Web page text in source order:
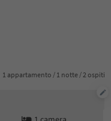
1 appartamento / 1 notte / 2 ospiti